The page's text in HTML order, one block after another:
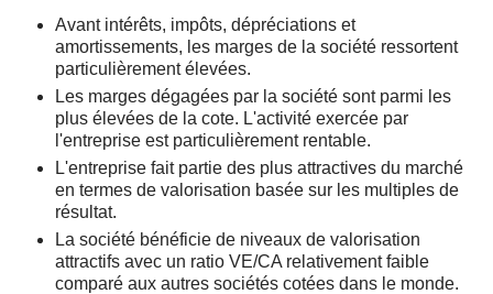
Avant intérêts, impôts, dépréciations et
amortissements, les marges de la société ressortent
particulièrement élevées.
Les marges dégagées par la société sont parmi les
plus élevées de la cote. L'activité exercée par
l'entreprise est particulièrement rentable.
L'entreprise fait partie des plus attractives du marché
en termes de valorisation basée sur les multiples de
résultat.
La société bénéficie de niveaux de valorisation
attractifs avec un ratio VE/CA relativement faible
comparé aux autres sociétés cotées dans le monde.